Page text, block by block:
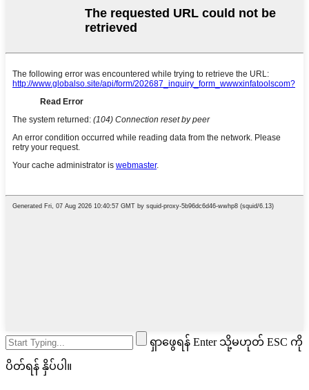
ရှာဖွေရန် Enter သို့မဟုတ် ESC ကို
ပိတ်ရန် နှိပ်ပါ။